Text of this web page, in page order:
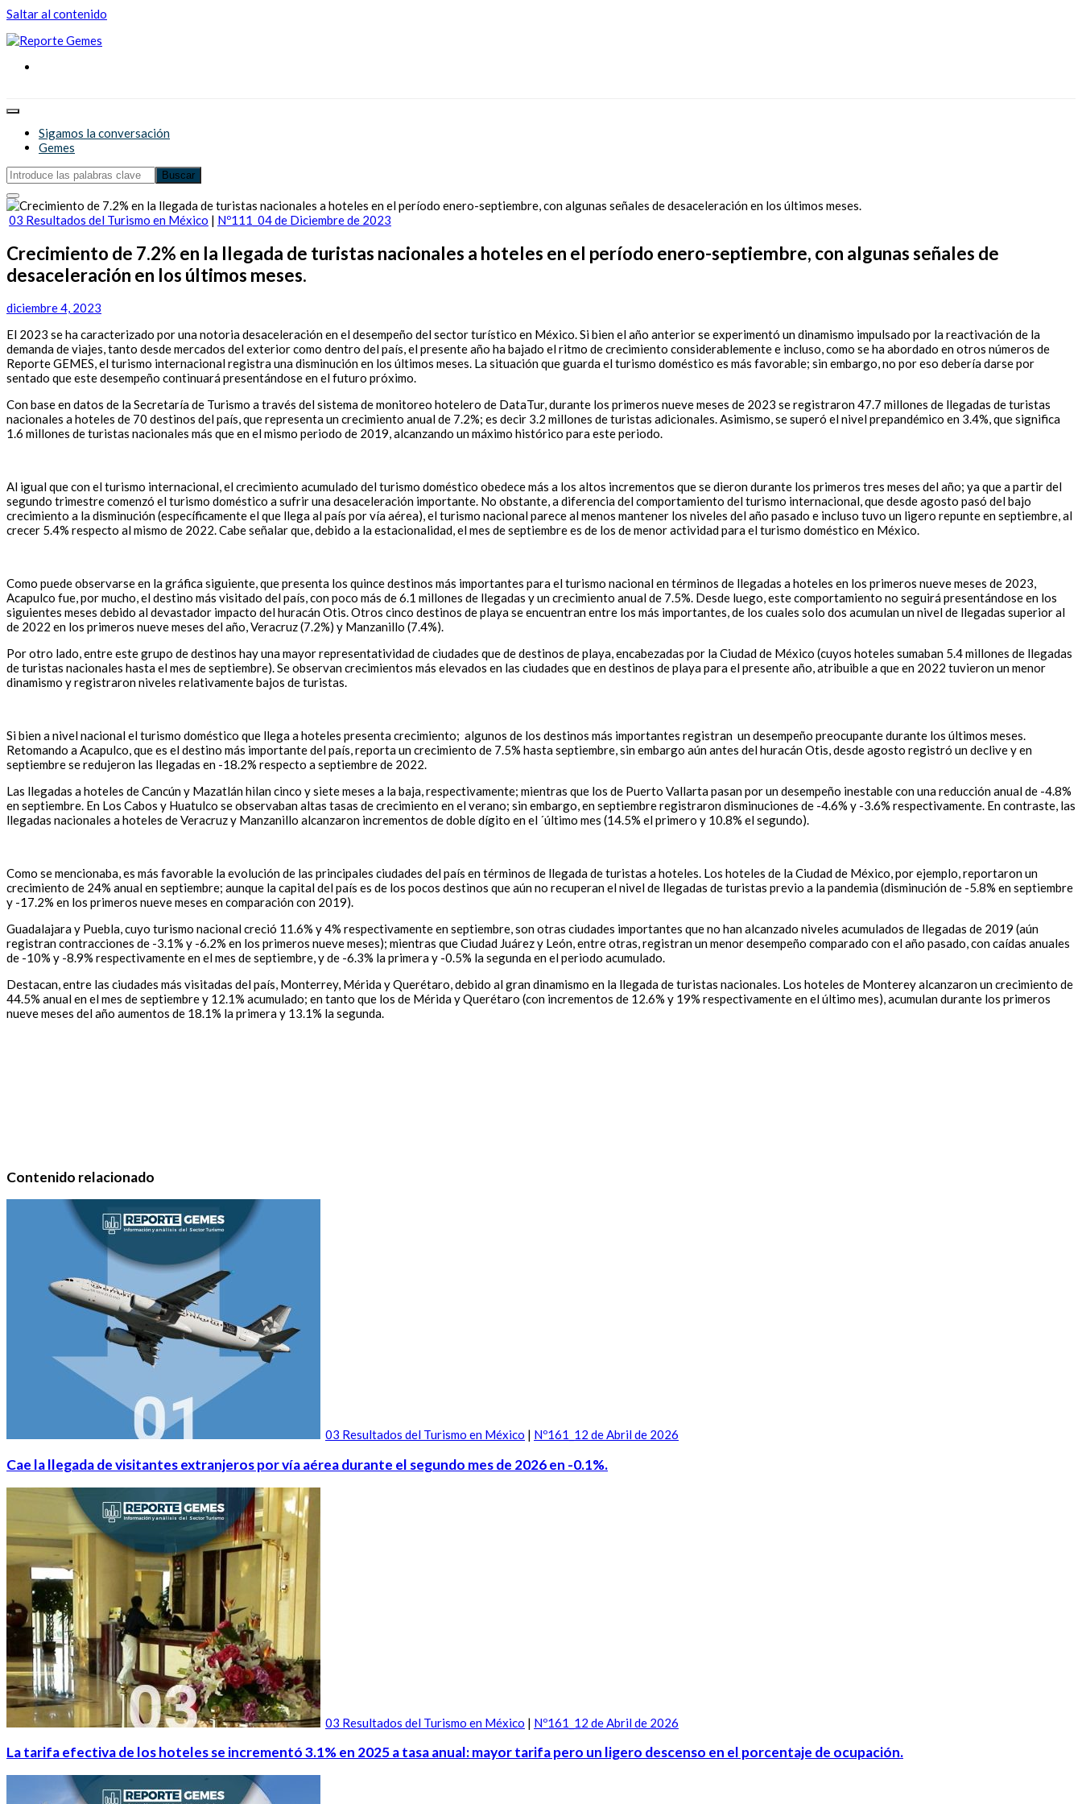
Saltar al contenido
Reporte Gemes
Sigamos la conversación
Gemes
03 Resultados del Turismo en México | Nº111_04 de Diciembre de 2023
Crecimiento de 7.2% en la llegada de turistas nacionales a hoteles en el período enero-septiembre, con algunas señales de
desaceleración en los últimos meses.
diciembre 4, 2023
El 2023 se ha caracterizado por una notoria desaceleración en el desempeño del sector turístico en México. Si bien el año anterior se experimentó un dinamismo impulsado por la reactivación de la
demanda de viajes, tanto desde mercados del exterior como dentro del país, el presente año ha bajado el ritmo de crecimiento considerablemente e incluso, como se ha abordado en otros números de
Reporte GEMES, el turismo internacional registra una disminución en los últimos meses. La situación que guarda el turismo doméstico es más favorable; sin embargo, no por eso debería darse por
sentado que este desempeño continuará presentándose en el futuro próximo.
Con base en datos de la Secretaría de Turismo a través del sistema de monitoreo hotelero de DataTur, durante los primeros nueve meses de 2023 se registraron 47.7 millones de llegadas de turistas
nacionales a hoteles de 70 destinos del país, que representa un crecimiento anual de 7.2%; es decir 3.2 millones de turistas adicionales. Asimismo, se superó el nivel prepandémico en 3.4%, que significa
1.6 millones de turistas nacionales más que en el mismo periodo de 2019, alcanzando un máximo histórico para este periodo.
Al igual que con el turismo internacional, el crecimiento acumulado del turismo doméstico obedece más a los altos incrementos que se dieron durante los primeros tres meses del año; ya que a partir del
segundo trimestre comenzó el turismo doméstico a sufrir una desaceleración importante. No obstante, a diferencia del comportamiento del turismo internacional, que desde agosto pasó del bajo
crecimiento a la disminución (específicamente el que llega al país por vía aérea), el turismo nacional parece al menos mantener los niveles del año pasado e incluso tuvo un ligero repunte en septiembre, al
crecer 5.4% respecto al mismo de 2022. Cabe señalar que, debido a la estacionalidad, el mes de septiembre es de los de menor actividad para el turismo doméstico en México.
Como puede observarse en la gráfica siguiente, que presenta los quince destinos más importantes para el turismo nacional en términos de llegadas a hoteles en los primeros nueve meses de 2023,
Acapulco fue, por mucho, el destino más visitado del país, con poco más de 6.1 millones de llegadas y un crecimiento anual de 7.5%. Desde luego, este comportamiento no seguirá presentándose en los
siguientes meses debido al devastador impacto del huracán Otis. Otros cinco destinos de playa se encuentran entre los más importantes, de los cuales solo dos acumulan un nivel de llegadas superior al
de 2022 en los primeros nueve meses del año, Veracruz (7.2%) y Manzanillo (7.4%).
Por otro lado, entre este grupo de destinos hay una mayor representatividad de ciudades que de destinos de playa, encabezadas por la Ciudad de México (cuyos hoteles sumaban 5.4 millones de llegadas
de turistas nacionales hasta el mes de septiembre). Se observan crecimientos más elevados en las ciudades que en destinos de playa para el presente año, atribuible a que en 2022 tuvieron un menor
dinamismo y registraron niveles relativamente bajos de turistas.
Si bien a nivel nacional el turismo doméstico que llega a hoteles presenta crecimiento; algunos de los destinos más importantes registran un desempeño preocupante durante los últimos meses.
Retomando a Acapulco, que es el destino más importante del país, reporta un crecimiento de 7.5% hasta septiembre, sin embargo aún antes del huracán Otis, desde agosto registró un declive y en
septiembre se redujeron las llegadas en -18.2% respecto a septiembre de 2022.
Las llegadas a hoteles de Cancún y Mazatlán hilan cinco y siete meses a la baja, respectivamente; mientras que los de Puerto Vallarta pasan por un desempeño inestable con una reducción anual de -4.8%
en septiembre. En Los Cabos y Huatulco se observaban altas tasas de crecimiento en el verano; sin embargo, en septiembre registraron disminuciones de -4.6% y -3.6% respectivamente. En contraste, las
llegadas nacionales a hoteles de Veracruz y Manzanillo alcanzaron incrementos de doble dígito en el ´último mes (14.5% el primero y 10.8% el segundo).
Como se mencionaba, es más favorable la evolución de las principales ciudades del país en términos de llegada de turistas a hoteles. Los hoteles de la Ciudad de México, por ejemplo, reportaron un
crecimiento de 24% anual en septiembre; aunque la capital del país es de los pocos destinos que aún no recuperan el nivel de llegadas de turistas previo a la pandemia (disminución de -5.8% en septiembre
y -17.2% en los primeros nueve meses en comparación con 2019).
Guadalajara y Puebla, cuyo turismo nacional creció 11.6% y 4% respectivamente en septiembre, son otras ciudades importantes que no han alcanzado niveles acumulados de llegadas de 2019 (aún
registran contracciones de -3.1% y -6.2% en los primeros nueve meses); mientras que Ciudad Juárez y León, entre otras, registran un menor desempeño comparado con el año pasado, con caídas anuales
de -10% y -8.9% respectivamente en el mes de septiembre, y de -6.3% la primera y -0.5% la segunda en el periodo acumulado.
Destacan, entre las ciudades más visitadas del país, Monterrey, Mérida y Querétaro, debido al gran dinamismo en la llegada de turistas nacionales. Los hoteles de Monterey alcanzaron un crecimiento de
44.5% anual en el mes de septiembre y 12.1% acumulado; en tanto que los de Mérida y Querétaro (con incrementos de 12.6% y 19% respectivamente en el último mes), acumulan durante los primeros
nueve meses del año aumentos de 18.1% la primera y 13.1% la segunda.
Contenido relacionado
03 Resultados del Turismo en México | Nº161_12 de Abril de 2026
Cae la llegada de visitantes extranjeros por vía aérea durante el segundo mes de 2026 en -0.1%.
03 Resultados del Turismo en México | Nº161_12 de Abril de 2026
La tarifa efectiva de los hoteles se incrementó 3.1% en 2025 a tasa anual: mayor tarifa pero un ligero descenso en el porcentaje de ocupación.